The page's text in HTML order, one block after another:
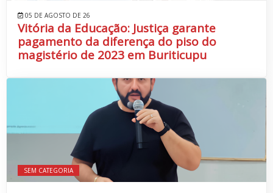
05 DE AGOSTO DE 26
Vitória da Educação: Justiça garante
pagamento da diferença do piso do
magistério de 2023 em Buriticupu
SEM CATEGORIA